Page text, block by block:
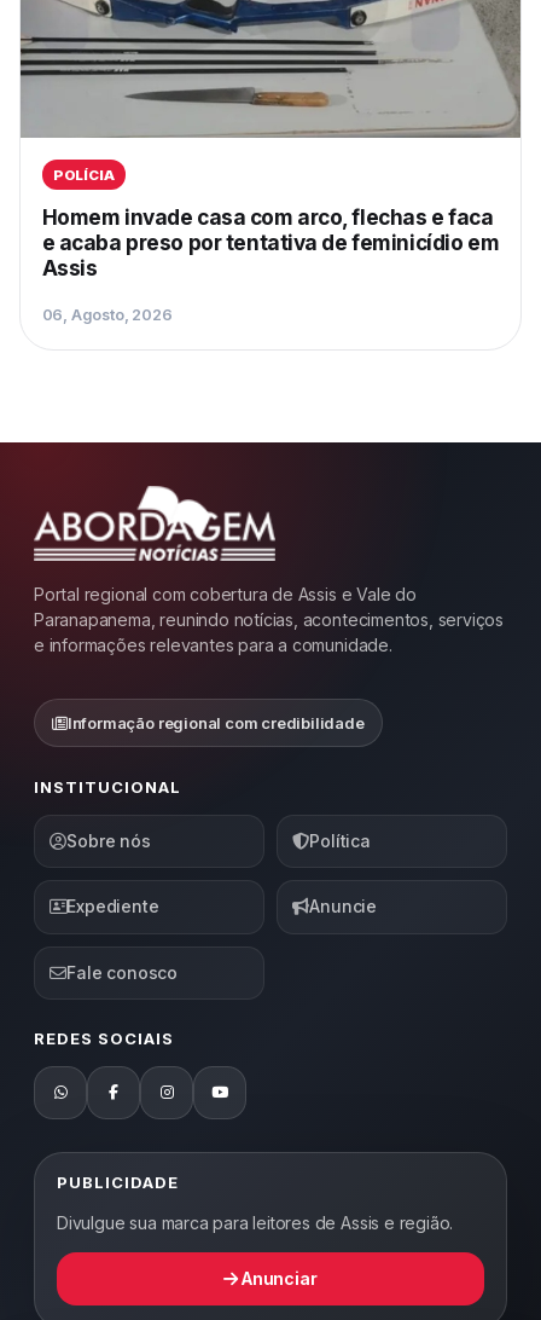
POLÍCIA
Homem invade casa com arco, flechas e faca
e acaba preso por tentativa de feminicídio em
Assis
06, Agosto, 2026
Portal regional com cobertura de Assis e Vale do
Paranapanema, reunindo notícias, acontecimentos, serviços
e informações relevantes para a comunidade.
Informação regional com credibilidade
INSTITUCIONAL
Sobre nós Política
Expediente Anuncie
Fale conosco
REDES SOCIAIS
PUBLICIDADE
Divulgue sua marca para leitores de Assis e região.
Anunciar